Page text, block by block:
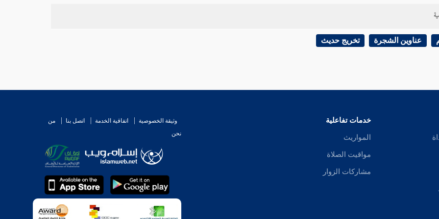
عناوين الشجرة تخريج حديث
خدمات تفاعلية
المواريث
مواقيت الصلاة
مشاركات الزوار
وثيقة الخصوصية اتفاقية الخدمة اتصل بنا
من
نحن